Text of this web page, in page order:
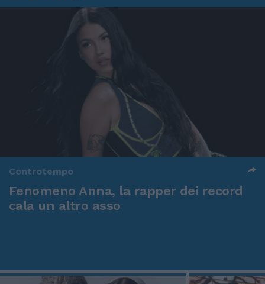
Controtempo
Fenomeno Anna, la rapper dei record
cala un altro asso